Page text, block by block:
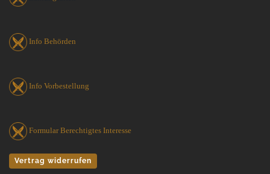
Info Behörden
Info Vorbestellung
Formular Berechtigtes Interesse
Vertrag widerrufen